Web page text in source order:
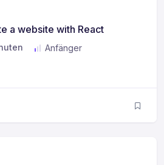
a website with React
Anfänger